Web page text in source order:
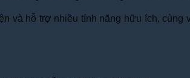
và hỗ trợ nhiều tính năng hữu ích,